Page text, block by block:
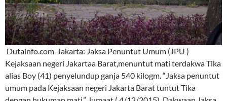
Dutainfo.com-Jakarta: Jaksa Penuntut Umum (JPU )
Kejaksaan negeri Jakartaa Barat,menuntut mati terdakwa Tika
alias Boy (41) penyelundup ganja 540 kilogm. “Jaksa penuntut
umum pada Kejaksaan negeri Jakarta Barat tuntut Tika